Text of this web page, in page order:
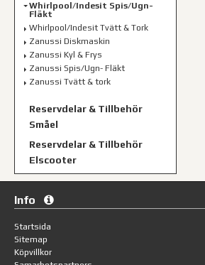
Whirlpool/Indesit Spis/Ugn-
Fläkt
Whirlpool/Indesit Tvätt & Tork
Zanussi Diskmaskin
Zanussi Kyl & Frys
Zanussi Spis/Ugn- Fläkt
Zanussi Tvätt & tork
Reservdelar & Tillbehör
Småel
Reservdelar & Tillbehör
Elscooter
Info
Startsida
Sitemap
Köpvillkor